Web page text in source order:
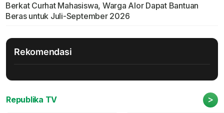
Berkat Curhat Mahasiswa, Warga Alor Dapat Bantuan
Beras untuk Juli-September 2026
Rekomendasi
Republika TV >